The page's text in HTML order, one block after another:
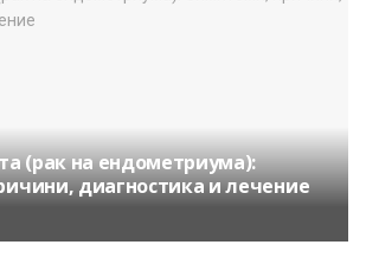
(рак на ендометриума):
диагностика и лечение